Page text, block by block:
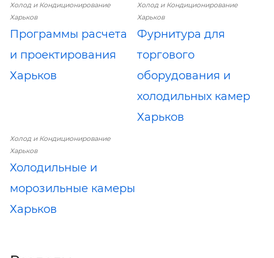
Холод и Кондиционирование
Харьков
Программы расчета
и проектирования
Харьков
Холод и Кондиционирование
Харьков
Фурнитура для
торгового
оборудования и
холодильных камер
Харьков
Холод и Кондиционирование
Харьков
Холодильные и
морозильные камеры
Харьков